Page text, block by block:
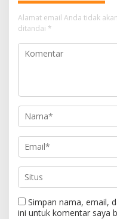
p
o
s
Alamat email Anda tidak
ditandai *
Simpan nama, email,
ini untuk komentar saya